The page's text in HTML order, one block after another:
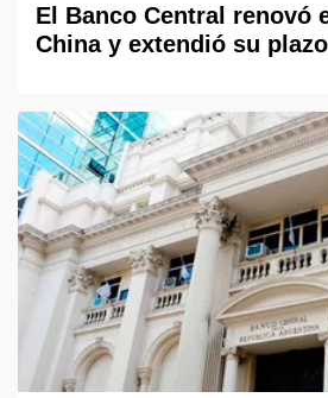
El Banco Central renovó
China y extendió su plazo